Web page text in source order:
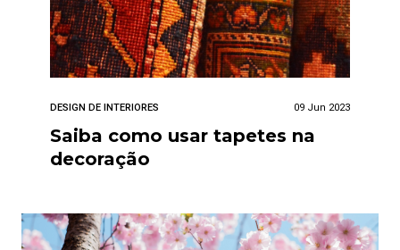
DESIGN DE INTERIORES 09 Jun 2023
Saiba como usar tapetes na
decoração